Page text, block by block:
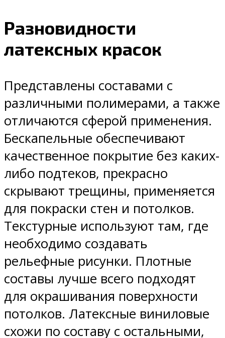
Разновидности
латексных красок
Представлены составами с
различными полимерами, а также
отличаются сферой применения.
Бескапельные обеспечивают
качественное покрытие без каких-
либо подтеков, прекрасно
скрывают трещины, применяется
для покраски стен и потолков.
Текстурные используют там, где
необходимо создавать
рельефные рисунки. Плотные
составы лучше всего подходят
для окрашивания поверхности
потолков. Латексные виниловые
схожи по составу с остальными,